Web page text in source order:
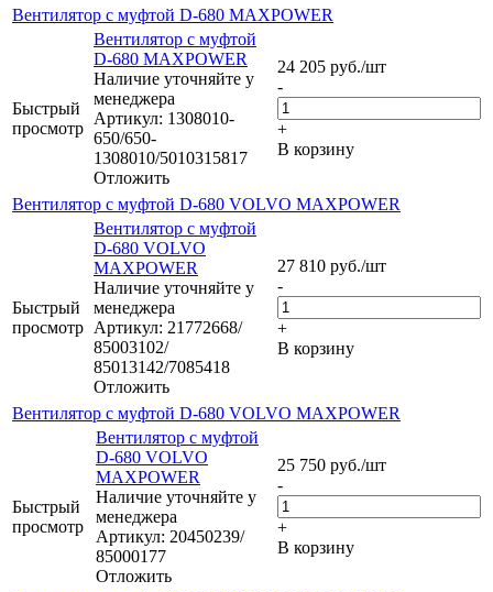
Вентилятор с муфтой D-680 MAXPOWER
Быстрый
просмотр
Вентилятор с муфтой
D-680 MAXPOWER
Наличие уточняйте у
менеджера
Артикул: 1308010-
650/650-
1308010/5010315817
Отложить
24 205 руб./шт
-
+
В корзину
Вентилятор с муфтой D-680 VOLVO MAXPOWER
Быстрый
просмотр
Вентилятор с муфтой
D-680 VOLVO
MAXPOWER
Наличие уточняйте у
менеджера
Артикул: 21772668/
85003102/
85013142/7085418
Отложить
27 810 руб./шт
-
+
В корзину
Вентилятор с муфтой D-680 VOLVO MAXPOWER
Быстрый
просмотр
Вентилятор с муфтой
D-680 VOLVO
MAXPOWER
Наличие уточняйте у
менеджера
Артикул: 20450239/
85000177
Отложить
25 750 руб./шт
-
+
В корзину